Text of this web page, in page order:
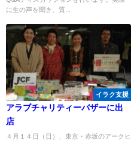
に生の声を聞き、質...
イラク支援
アラブチャリティーバザーに出
店
４月１４日（日）、東京・赤坂のアークヒ